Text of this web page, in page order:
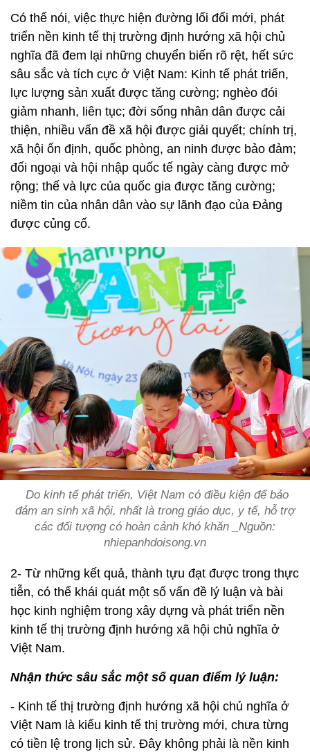
Có thể nói, việc thực hiện đường lối đổi mới, phát
triển nền kinh tế thị trường định hướng xã hội chủ
nghĩa đã đem lại những chuyển biến rõ rệt, hết sức
sâu sắc và tích cực ở Việt Nam: Kinh tế phát triển,
lực lượng sản xuất được tăng cường; nghèo đói
giảm nhanh, liên tục; đời sống nhân dân được cải
thiện, nhiều vấn đề xã hội được giải quyết; chính trị,
xã hội ổn định, quốc phòng, an ninh được bảo đảm;
đối ngoại và hội nhập quốc tế ngày càng được mở
rộng; thế và lực của quốc gia được tăng cường;
niềm tin của nhân dân vào sự lãnh đạo của Đảng
được củng cố.
Do kinh tế phát triển, Việt Nam có điều kiện để bảo
đảm an sinh xã hội, nhất là trong giáo dục, y tế, hỗ trợ
các đối tượng có hoàn cảnh khó khăn _Nguồn:
nhiepanhdoisong.vn
2- Từ những kết quả, thành tựu đạt được trong thực
tiễn, có thể khái quát một số vấn đề lý luận và bài
học kinh nghiệm trong xây dựng và phát triển nền
kinh tế thị trường định hướng xã hội chủ nghĩa ở
Việt Nam.
Nhận thức sâu sắc một số quan điểm lý luận:
- Kinh tế thị trường định hướng xã hội chủ nghĩa ở
Việt Nam là kiểu kinh tế thị trường mới, chưa từng
có tiền lệ trong lịch sử. Đây không phải là nền kinh